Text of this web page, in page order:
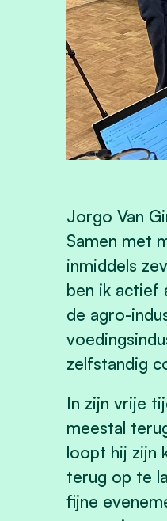
Jorgo Van
Samen met
inmiddels
ben ik actief
de agro-
zelfstandig
In zijn vrije
meestal
loopt hij zijn
terug op te
fijne